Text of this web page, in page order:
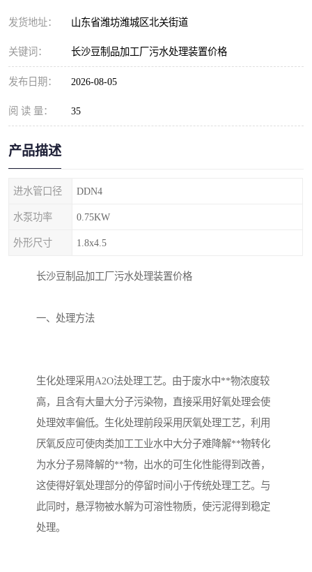
发货地址： 山东省潍坊潍城区北关街道
关键词： 长沙豆制品加工厂污水处理装置价格
发布日期： 2026-08-05
阅 读 量： 35
产品描述
进水管口径 DDN4
水泵功率 0.75KW
外形尺寸 1.8x4.5
长沙豆制品加工厂污水处理装置价格
一、处理方法
生化处理采用A2O法处理工艺。由于废水中**物浓度较
高，且含有大量大分子污染物，直接采用好氧处理会使
处理效率偏低。生化处理前段采用厌氧处理工艺，利用
厌氧反应可使肉类加工工业水中大分子难降解**物转化
为水分子易降解的**物，出水的可生化性能得到改善，
这使得好氧处理部分的停留时间小于传统处理工艺。与
此同时，悬浮物被水解为可溶性物质，使污泥得到稳定
处理。
塑料编织袋一体化污水处
理设备
养老院污水处理一体化设
整形医院污水处理设备
酿酒厂一体化污水处理设
备
生活一体化污水处理设备
复合二氧化氯发生器污水
处理设备
屠宰场一体化污水处理设
地埋式一体化污水处理设
备设备
加药装置污水设备
城乡生活污水处理设备设
印刷厂污水处理设备 二级生化污水处理设备
污水提升泵站 口腔科污水处理设备
风景区生活污水处理一体
化设备
一体化污水处理设备
无动力一体化污水处理设